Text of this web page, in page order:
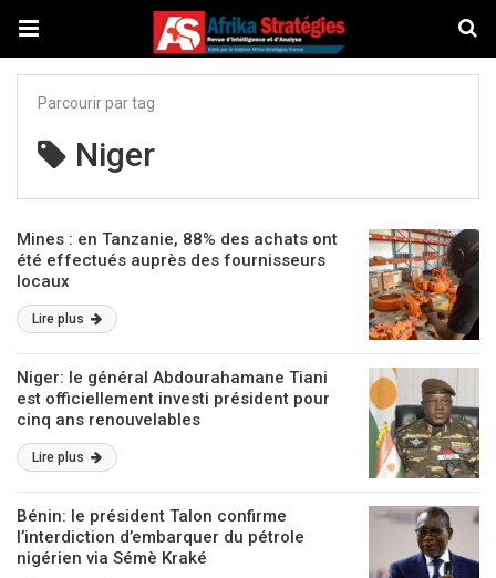
Parcourir par tag
Niger
Mines : en Tanzanie, 88% des achats ont
été effectués auprès des fournisseurs
locaux
Lire plus
Niger: le général Abdourahamane Tiani
est officiellement investi président pour
cinq ans renouvelables
Lire plus
Bénin: le président Talon confirme
l’interdiction d’embarquer du pétrole
nigérien via Sémè Kraké